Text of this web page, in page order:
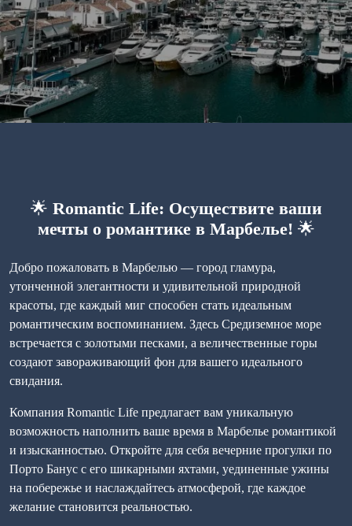
🌟 Romantic Life: Осуществите ваши
мечты о романтике в Марбелье! 🌟
Добро пожаловать в Марбелью — город гламура,
утонченной элегантности и удивительной природной
красоты, где каждый миг способен стать идеальным
романтическим воспоминанием. Здесь Средиземное море
встречается с золотыми песками, а величественные горы
создают завораживающий фон для вашего идеального
свидания.
Компания Romantic Life предлагает вам уникальную
возможность наполнить ваше время в Марбелье романтикой
и изысканностью. Откройте для себя вечерние прогулки по
Порто Банус с его шикарными яхтами, уединенные ужины
на побережье и наслаждайтесь атмосферой, где каждое
желание становится реальностью.